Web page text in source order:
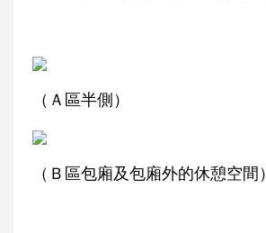
（Ａ區半側）
（Ｂ區包廂及包廂外的休憩空間）